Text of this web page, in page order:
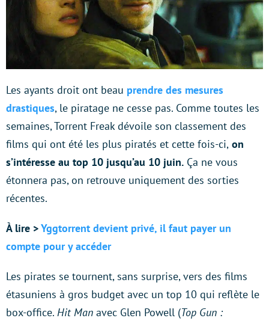
Les ayants droit ont beau prendre des mesures
drastiques, le piratage ne cesse pas. Comme toutes les
semaines, Torrent Freak dévoile son classement des
films qui ont été les plus piratés et cette fois-ci, on
s’intéresse au top 10 jusqu’au 10 juin. Ça ne vous
étonnera pas, on retrouve uniquement des sorties
récentes.
À lire >Yggtorrent devient privé, il faut payer un
compte pour y accéder
Les pirates se tournent, sans surprise, vers des films
étasuniens à gros budget avec un top 10 qui reflète le
box-office. Hit Man avec Glen Powell (Top Gun :